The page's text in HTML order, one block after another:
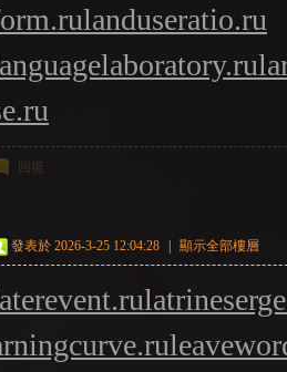
landuseratio.ru
回復
發表於 2026-3-25 12:04:28 顯示全部樓層